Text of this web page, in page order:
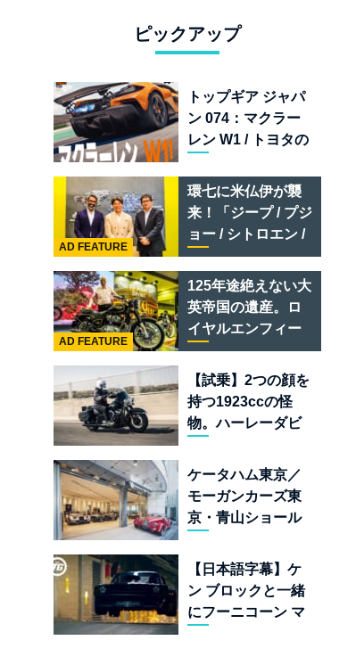
ピックアップ
トップギア ジャパ
ン 074：マクラー
レン W1 / トヨタの
ー戦略 /フェラーリ
849 テスタロッサ /
テメラリオ /ベント
レー スーパースポ
ーツ
環七に米仏伊が襲
来！「ジープ / プジ
ョー / シトロエン /
フィアット / アバル
ト足立」はクルマ
のセレクトショッ
プである
AD FEATURE
125年途絶えない大
英帝国の遺産。ロ
イヤルエンフィー
ルド責任者に訊
く、新型
「BULLET 650」
と“時間の質”を愛
する理由
AD FEATURE
【試乗】2つの顔を
持つ1923ccの怪
物。ハーレーダビ
ォーキーエイト
117」の深淵を覗く
ケータハム東京／
モーガンカーズ東
京・青山ショール
「移動手段」では
なく「人生」だ
【日本語字幕】ケ
ン ブロックと一緒
にフーニコーン マ